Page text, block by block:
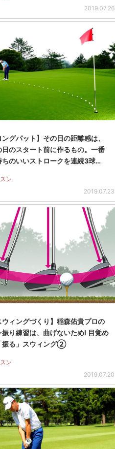
2019.07.26
ングパット】その日の距離感は、
日のスタート前に作るもの。一番
ちのいいストロークを連続3球…
ン
2019.07.23
ウィングづくり】稲森佑貴プロの
振り練習は、曲げないため! 目覚め
振る」スウィング②
ン
2019.07.20